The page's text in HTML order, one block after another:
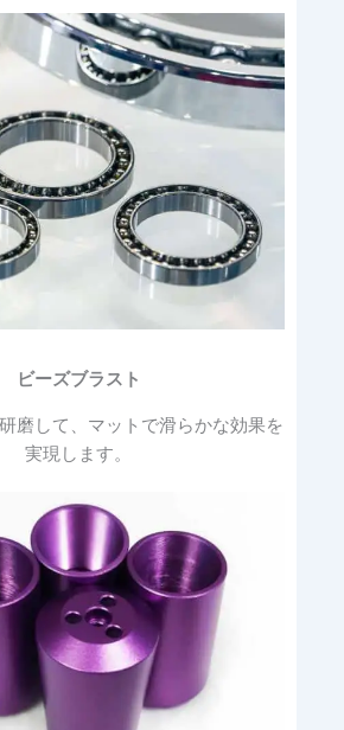
ビーズブラスト
磨して、マットで滑らかな効果を
実現します。